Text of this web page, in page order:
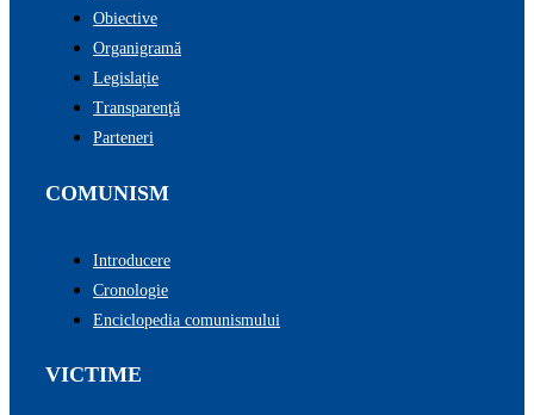
Obiective
Organigramă
Legislație
Transparenţă
Parteneri
COMUNISM
Introducere
Cronologie
Enciclopedia comunismului
VICTIME